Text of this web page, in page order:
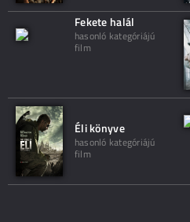
Fekete halál
hasonló kategóriájú
film
Éli könyve
hasonló kategóriájú
film